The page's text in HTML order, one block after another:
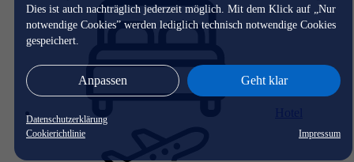
Dies ist auch nachträglich jederzeit möglich. Mit dem Klick auf „Nur
notwendige Cookies” werden lediglich technisch notwendige Cookies
gespeichert.
Anpassen Geht klar
Datenschutzerklärung
Cookierichtlinie
Impressum